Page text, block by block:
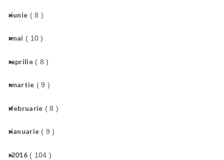
►
iunie ( 8 )
►
mai ( 10 )
►
aprilie ( 8 )
►
martie ( 9 )
►
februarie ( 8 )
►
ianuarie ( 9 )
►
2016 ( 104 )